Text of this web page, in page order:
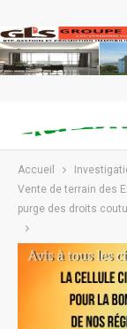
Accueil
Vente de terrain des
purge des droits